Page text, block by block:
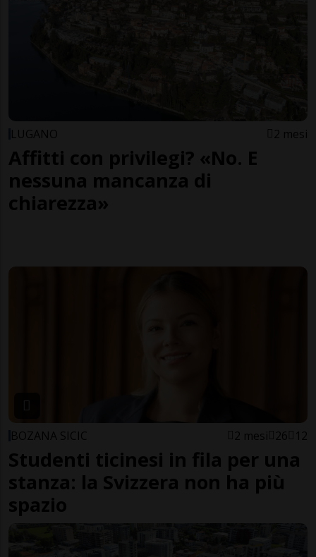
LUGANO 2 mesi
Affitti con privilegi? «No. E
nessuna mancanza di
chiarezza»
BOZANA SICIC 2 mesi 26 12
Studenti ticinesi in fila per una
stanza: la Svizzera non ha più
spazio